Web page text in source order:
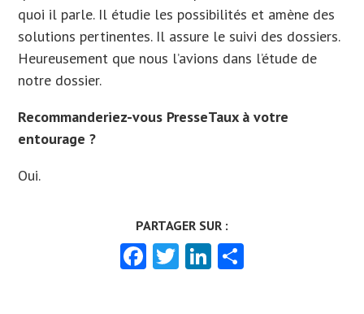
quoi il parle. Il étudie les possibilités et amène des
solutions pertinentes. Il assure le suivi des dossiers.
Heureusement que nous l’avions dans l’étude de
notre dossier.
Recommanderiez-vous PresseTaux à votre
entourage ?
Oui.
Facebook
TwitterLinkedIn